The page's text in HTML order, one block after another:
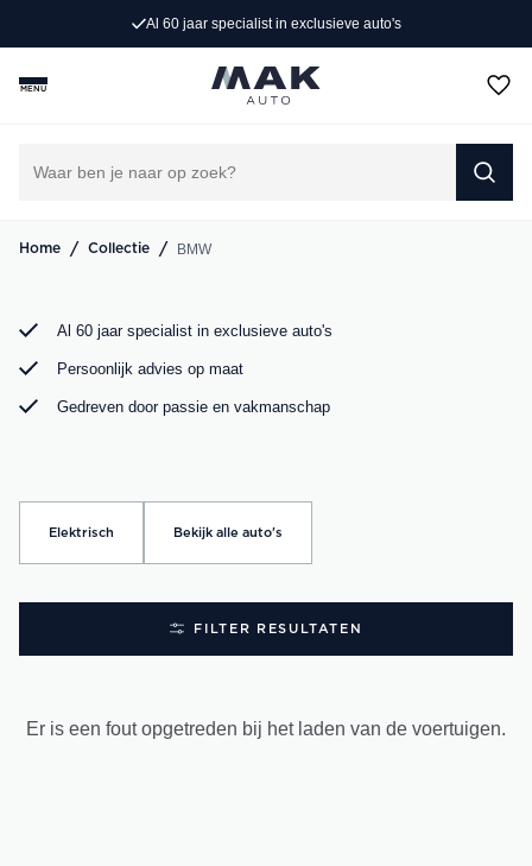
Al 60 jaar specialist in exclusieve auto's
MENU
Home / Collectie / BMW
Rijd weg in jouw droom-BMW. Bij MAK Auto vind je een
exclusief aanbod BMW occasions, van de sportieve BMW
3 Serie tot de ruime BMW X5. Bekijk ons aanbod online of
Al 60 jaar specialist in exclusieve auto's
Persoonlijk advies op maat
Gedreven door passie en vakmanschap
Elektrisch Bekijk alle auto's
FILTER RESULTATEN
Er is een fout opgetreden bij het laden van de voertuigen.